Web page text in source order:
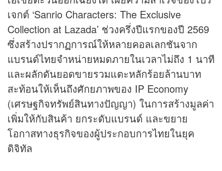
เจกต์ ‘Sanrio Characters: The Exclusive
Collection at Lazada’ ช่วงครึ่งปีแรกของปี 2569
ซึ่งสร้างปรากฏการณ์ให้หลายคอลเลกชันจาก
แบรนด์ไทยจำหน่ายหมดภายในเวลาไม่ถึง 1 นาที
และผลักดันยอดขายรวมแตะหลักร้อยล้านบาท
สะท้อนให้เห็นถึงศักยภาพของ IP Economy
(เศรษฐกิจทรัพย์สินทางปัญญา) ในการสร้างมูลค่า
เพิ่มให้กับสินค้า ยกระดับแบรนด์ และขยาย
โอกาสทางธุรกิจของผู้ประกอบการไทยในยุค
ดิจิทัล